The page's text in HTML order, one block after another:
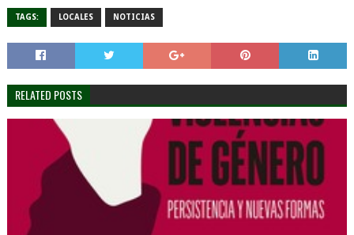
TAGS: LOCALES NOTICIAS
RELATED POSTS